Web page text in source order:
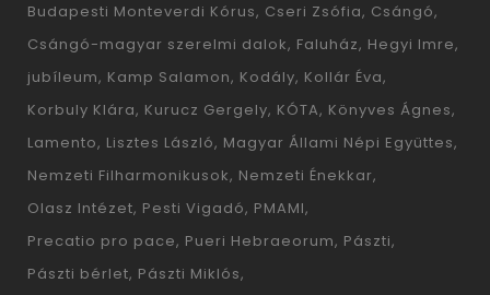
Budapesti Monteverdi Kórus Cseri Zsófia Csángó
Csángó-magyar szerelmi dalok Faluház Hegyi Imre
jubíleum Kamp Salamon Kodály Kollár Éva
Korbuly Klára Kurucz Gergely KÓTA Könyves Ágnes
Lamento Lisztes László Magyar Állami Népi Együttes
Nemzeti Filharmonikusok Nemzeti Énekkar
Olasz Intézet Pesti Vigadó PMAMI
Precatio pro pace Pueri Hebraeorum Pászti
Pászti bérlet Pászti Miklós